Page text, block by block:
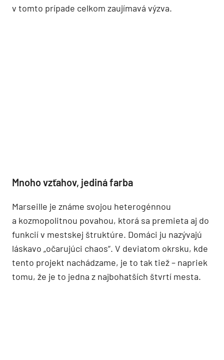
v tomto prípade celkom zaujímavá výzva.
Mnoho vzťahov, jediná farba
Marseille je známe svojou heterogénnou
a kozmopolitnou povahou, ktorá sa premieta aj do
funkcií v mestskej štruktúre. Domáci ju nazývajú
láskavo „očarujúci chaos“. V deviatom okrsku, kde
tento projekt nachádzame, je to tak tiež – napriek
tomu, že je to jedna z najbohatších štvrtí mesta.